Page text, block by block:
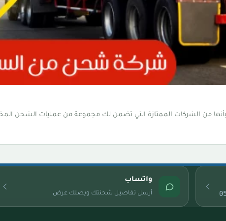
من الشركات الممتازة التي تضمن لك مجموعة من عمليات الشحن
واتساب
أرسل تفاصيل شحنتك ويصلك عرض